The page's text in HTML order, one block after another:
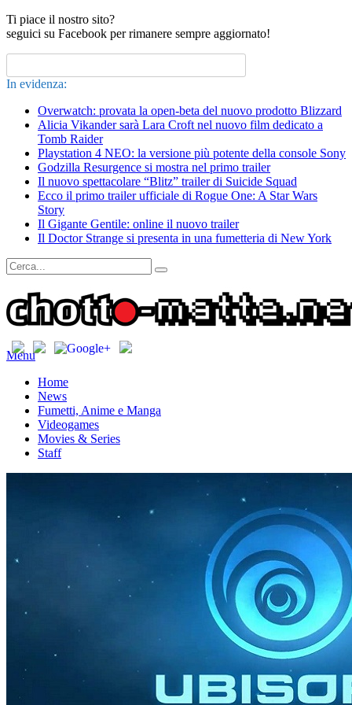
Ti piace il nostro sito?
seguici su Facebook per rimanere sempre aggiornato!
In evidenza:
Overwatch: provata la open-beta del nuovo prodotto Blizzard
Alicia Vikander sarà Lara Croft nel nuovo film dedicato a
Tomb Raider
Playstation 4 NEO: la versione più potente della console Sony
Godzilla Resurgence si mostra nel primo trailer
Il nuovo spettacolare “Blitz” trailer di Suicide Squad
Ecco il primo trailer ufficiale di Rogue One: A Star Wars
Story
Il Gigante Gentile: online il nuovo trailer
Il Doctor Strange si presenta in una fumetteria di New York
Menu
Home
News
Fumetti, Anime e Manga
Videogames
Movies & Series
Staff